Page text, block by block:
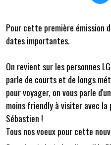
Pour cette première émission
dates importantes.
On revient sur les personnes
parle de courts et de longs
pour voyager, on vous parle
moins friendly à visiter avec la
Sébastien !
Tous nos voeux pour cette